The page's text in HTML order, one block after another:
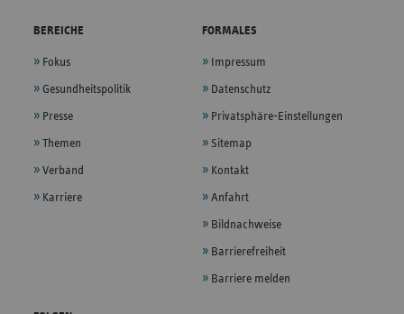
BEREICHE
Fokus
Gesundheitspolitik
Presse
Themen
Verband
Karriere
FORMALES
Impressum
Datenschutz
Privatsphäre-Einstellungen
Sitemap
Kontakt
Anfahrt
Bildnachweise
Barrierefreiheit
Barriere melden